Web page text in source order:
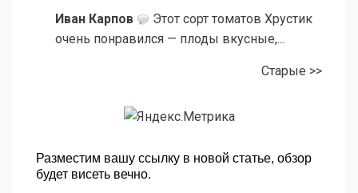
Иван Карпов
Этот сорт томатов Хрустик
очень понравился — плоды вкусные,...
Старые >>
Разместим вашу ссылку в новой статье, обзор
будет висеть вечно.